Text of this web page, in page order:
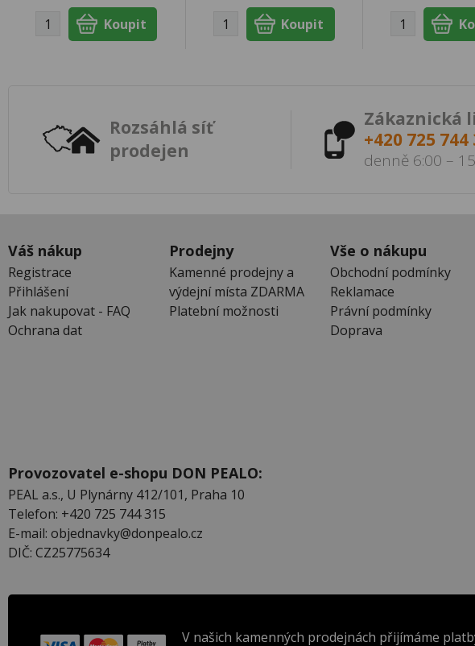
Rozsáhlá síť
prodejen
Zákaznická
+420 725 744
denně 6:00 –
Váš nákup
Registrace
Přihlášení
Jak nakupovat - FAQ
Ochrana dat
Prodejny
Kamenné prodejny a
výdejní místa ZDARMA
Platební možnosti
Vše o nákupu
Obchodní podmínky
Reklamace
Právní podmínky
Doprava
Provozovatel e-shopu DON PEALO:
PEAL a.s., U Plynárny 412/101, Praha 10
Telefon: +420 725 744 315
E-mail: objednavky@donpealo.cz
DIČ: CZ25775634
V našich kamenných prodejnách přijímáme